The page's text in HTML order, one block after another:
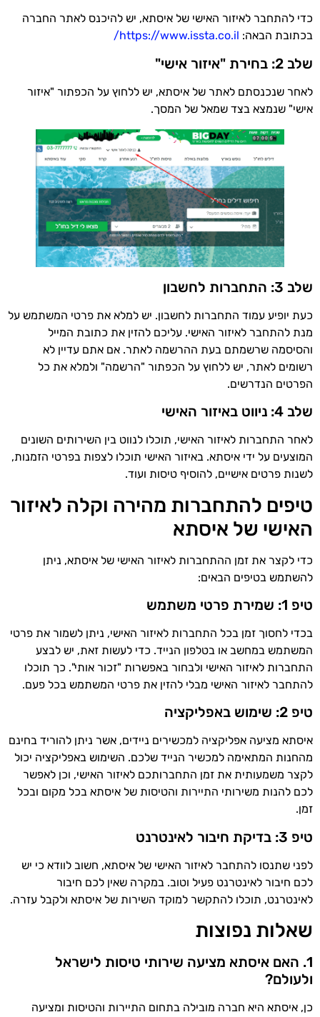
כדי להתחבר לאיזור האישי של איסתא, יש להיכנס לאתר החברה
בכתובת הבאה: https://www.issta.co.il/
שלב 2: בחירת "איזור אישי"
לאחר שנכנסתם לאתר של איסתא, יש ללחוץ על הכפתור "איזור
אישי" שנמצא בצד שמאל של המסך.
שלב 3: התחברות לחשבון
כעת יופיע עמוד התחברות לחשבון. יש למלא את פרטי המשתמש על
מנת להתחבר לאיזור האישי. עליכם להזין את כתובת המייל
והסיסמה שרשמתם בעת ההרשמה לאתר. אם אתם עדיין לא
רשומים לאתר, יש ללחוץ על הכפתור "הרשמה" ולמלא את כל
הפרטים הנדרשים.
שלב 4: ניווט באיזור האישי
לאחר התחברות לאיזור האישי, תוכלו לנווט בין השירותים השונים
המוצעים על ידי איסתא. באיזור האישי תוכלו לצפות בפרטי הזמנות,
לשנות פרטים אישיים, להוסיף טיסות ועוד.
טיפים להתחברות מהירה וקלה לאיזור
האישי של איסתא
כדי לקצר את זמן ההתחברות לאיזור האישי של איסתא, ניתן
להשתמש בטיפים הבאים:
טיפ 1: שמירת פרטי משתמש
בכדי לחסוך זמן בכל התחברות לאיזור האישי, ניתן לשמור את פרטי
המשתמש במחשב או בטלפון הנייד. כדי לעשות זאת, יש לבצע
התחברות לאיזור האישי ולבחור באפשרות "זכור אותי". כך תוכלו
להתחבר לאיזור האישי מבלי להזין את פרטי המשתמש בכל פעם.
טיפ 2: שימוש באפליקציה
איסתא מציעה אפליקציה למכשירים ניידים, אשר ניתן להוריד בחינם
מהחנות המתאימה למכשיר הנייד שלכם. השימוש באפליקציה יכול
לקצר משמעותית את זמן התחברותכם לאיזור האישי, וכן לאפשר
לכם להנות משירותי התיירות והטיסות של איסתא בכל מקום ובכל
זמן.
טיפ 3: בדיקת חיבור לאינטרנט
לפני שתנסו להתחבר לאיזור האישי של איסתא, חשוב לוודא כי יש
לכם חיבור לאינטרנט פעיל וטוב. במקרה שאין לכם חיבור
לאינטרנט, תוכלו להתקשר למוקד השירות של איסתא ולקבל עזרה.
שאלות נפוצות
1. האם איסתא מציעה שירותי טיסות לישראל
ולעולם?
כן, איסתא היא חברה מובילה בתחום התיירות והטיסות ומציעה